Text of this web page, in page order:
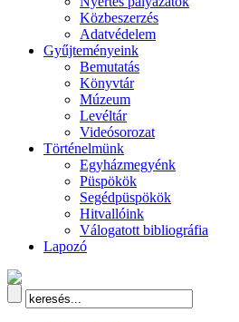
Közbeszerzés
Adatvédelem
Gyűjteményeink
Bemutatás
Könyvtár
Múzeum
Levéltár
Videósorozat
Történelmünk
Egyházmegyénk
Püspökök
Segédpüspökök
Hitvallóink
Válogatott bibliográfia
Lapozó